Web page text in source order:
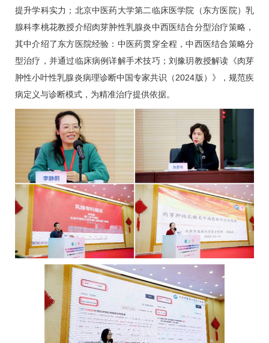
提升学科实力；北京中医药大学第二临床医学院（东方医院） 乳
腺科李桃花教授介绍肉芽肿性乳腺炎中西医结合分型治疗策略，
其中介绍了东方医院经验：中医药贯穿全程，中西医结合策略分
型治疗，并通过临床病例详解手术技巧；刘豫玥教授解读《肉芽
肿性小叶性乳腺炎病理诊断中国专家共识（2024版）》，规范疾
病定义与诊断模式，为精准治疗提供依据。